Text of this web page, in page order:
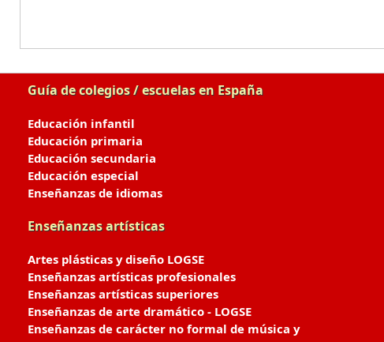
Guía de colegios / escuelas en España
Educación infantil
Educación primaria
Educación secundaria
Educación especial
Enseñanzas de idiomas
Enseñanzas artísticas
Artes plásticas y diseño LOGSE
Enseñanzas artísticas profesionales
Enseñanzas artísticas superiores
Enseñanzas de arte dramático - LOGSE
Enseñanzas de carácter no formal de música y